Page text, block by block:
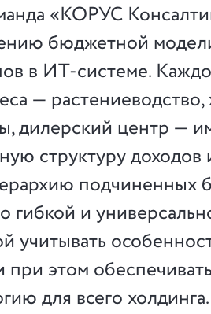
«КОРУС
бюджетной
в ИТ-системе.
—
дилерский центр —
структуру доходов
подчиненных
гибкой и
учитывать
при этом
для всего холдинга.